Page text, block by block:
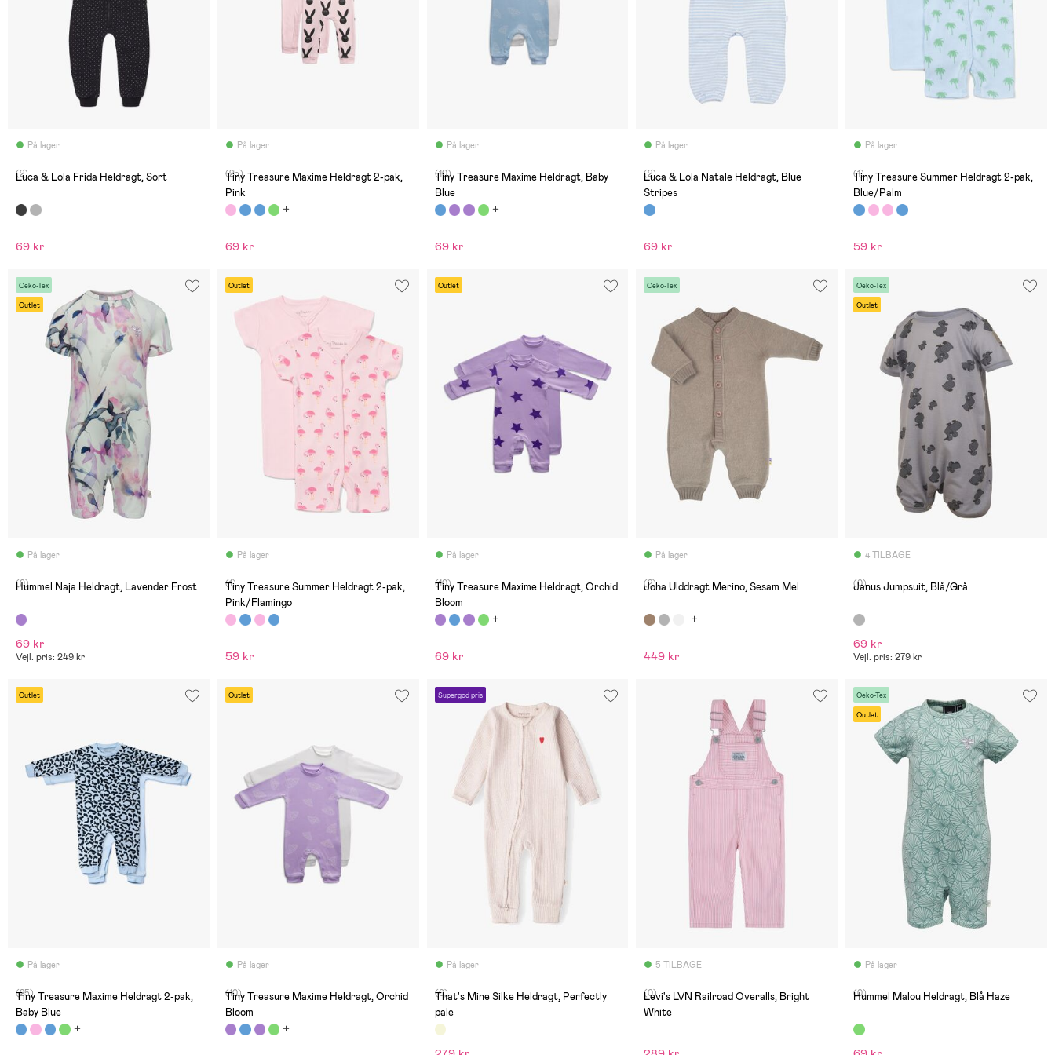
På lager
(2)
Luca & Lola Frida Heldragt, Sort
69 kr
På lager
(25)
Tiny Treasure Maxime Heldragt 2-pak,
Pink
69 kr
På lager
(10)
Tiny Treasure Maxime Heldragt, Baby
Blue
69 kr
På lager
(2)
Luca & Lola Natale Heldragt, Blue
Stripes
69 kr
På lager
(1)
Tiny Treasure Summer Heldragt 2-pak,
Blue/Palm
59 kr
Oeko-Tex
Outlet
På lager
(0)
Hummel Naja Heldragt, Lavender Frost
69 kr
Vejl. pris: 249 kr
Outlet
På lager
(1)
Tiny Treasure Summer Heldragt 2-pak,
Pink/Flamingo
59 kr
Outlet
På lager
(10)
Tiny Treasure Maxime Heldragt, Orchid
Bloom
69 kr
Oeko-Tex
På lager
(2)
Joha Ulddragt Merino, Sesam Mel
449 kr
Oeko-Tex
Outlet
4 TILBAGE
(0)
Janus Jumpsuit, Blå/Grå
69 kr
Vejl. pris: 279 kr
Outlet
På lager
(25)
Tiny Treasure Maxime Heldragt 2-pak,
Baby Blue
Outlet
På lager
(10)
Tiny Treasure Maxime Heldragt, Orchid
Bloom
Supergod pris
På lager
(0)
That's Mine Silke Heldragt, Perfectly
pale
5 TILBAGE
(0)
Levi's LVN Railroad Overalls, Bright
White
Oeko-Tex
Outlet
På lager
(0)
Hummel Malou Heldragt, Blå Haze